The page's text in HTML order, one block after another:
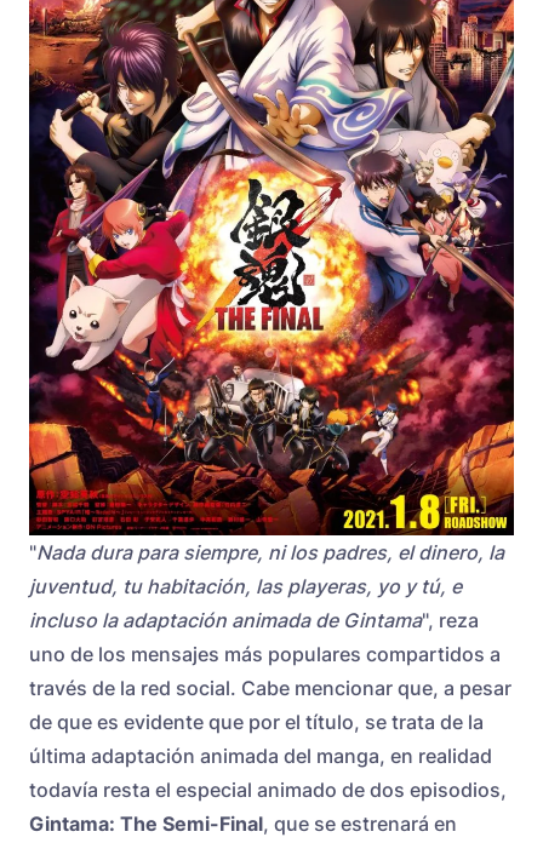
"Nada dura para siempre, ni los padres, el dinero, la
juventud, tu habitación, las playeras, yo y tú, e
incluso la adaptación animada de Gintama", reza
uno de los mensajes más populares compartidos a
través de la red social. Cabe mencionar que, a pesar
de que es evidente que por el título, se trata de la
última adaptación animada del manga, en realidad
todavía resta el especial animado de dos episodios,
Gintama: The Semi-Final, que se estrenará en